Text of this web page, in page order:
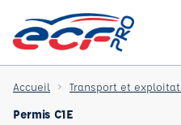
Accueil Transport et
Permis C1E